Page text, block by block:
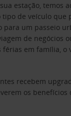
estação, temos
de veículo que
para um passeio
de negócios
férias em família, o
recebem
os benefícios